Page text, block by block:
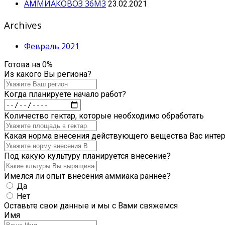
АММИАКОВОЗ 36М3 23.02.2021
Archives
Февраль 2021
Готова на 0%
Из какого Вы региона?
Когда планируете начало работ?
Количество гектар, которые необходимо обработать
Какая норма внесения действующего вещества Вас
Под какую культуру планируется внесение?
Имелся ли опыт внесения аммиака раннее?
Да
Нет
Оставьте свои данные и мы с Вами свяжемся
Имя